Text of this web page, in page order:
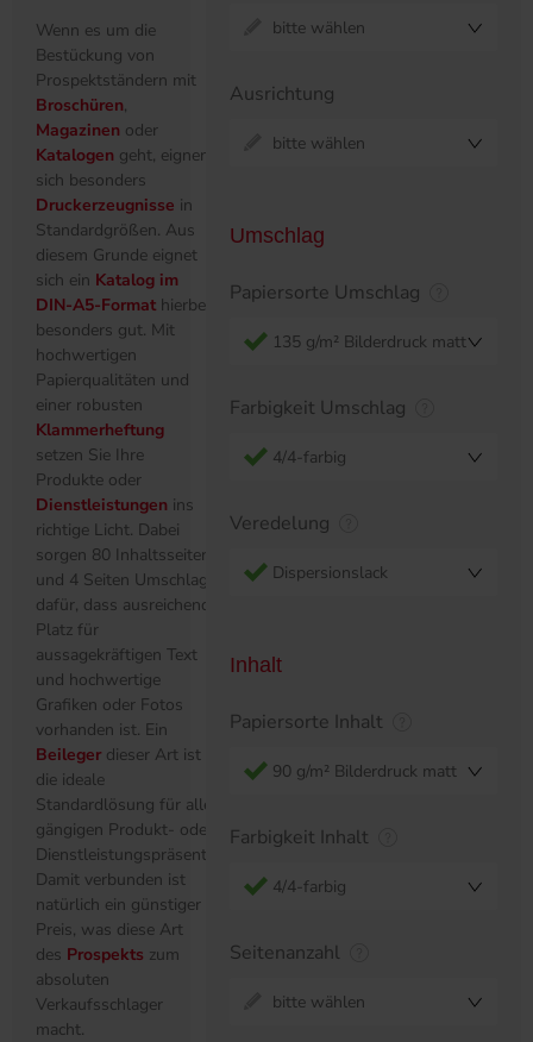
Wenn es um die
Bestückung von
Prospektständern mit
Broschüren,
Magazinen oder
Katalogen geht, eignen
sich besonders
Druckerzeugnisse in
Standardgrößen. Aus
diesem Grunde eignet
sich ein Katalog im
DIN-A5-Format hierbei
besonders gut. Mit
hochwertigen
Papierqualitäten und
einer robusten
Klammerheftung
setzen Sie Ihre
Produkte oder
Dienstleistungen ins
richtige Licht. Dabei
sorgen 80 Inhaltsseiten
und 4 Seiten Umschlag
dafür, dass ausreichend
Platz für
aussagekräftigen Text
und hochwertige
Grafiken oder Fotos
vorhanden ist. Ein
Beileger dieser Art ist
die ideale
Standardlösung für alle
gängigen Produkt- oder
Dienstleistungspräsentationen.
Damit verbunden ist
natürlich ein günstiger
Preis, was diese Art
des Prospekts zum
absoluten
Verkaufsschlager
macht.
bitte wählen
Ausrichtung
bitte wählen
Umschlag
Papiersorte Umschlag
135 g/m² Bilderdruck matt
Farbigkeit Umschlag
4/4-farbig
Veredelung
Dispersionslack
Inhalt
Papiersorte Inhalt
90 g/m² Bilderdruck matt
Farbigkeit Inhalt
4/4-farbig
Seitenanzahl
bitte wählen